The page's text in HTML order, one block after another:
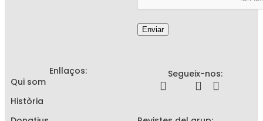
Enviar
Enllaços:
Qui som
Història
Segueix-nos: